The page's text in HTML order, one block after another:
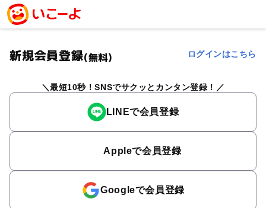
新規会員登録(無料) ログインはこちら
最短10秒！SNSでサクッとカンタン登録！
LINEで会員登録
Appleで会員登録
Googleで会員登録